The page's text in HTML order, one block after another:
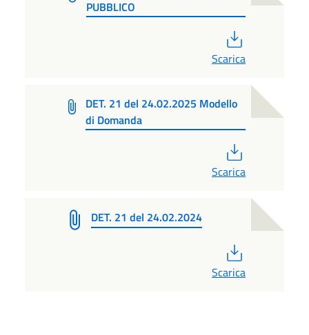
PUBBLICO
Scarica
DET. 21 del 24.02.2025 Modello
di Domanda
Scarica
DET. 21 del 24.02.2024
Scarica